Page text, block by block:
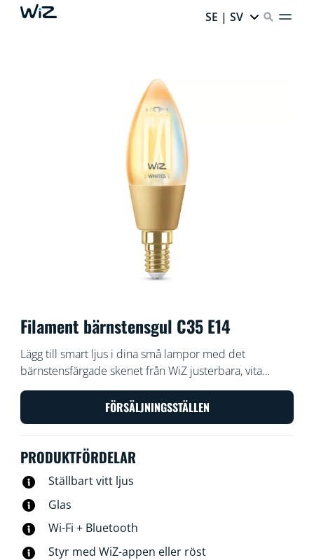
SE | SV
Filament bärnstensgul C35 E14
Lägg till smart ljus i dina små lampor med det
bärnstensfärgade skenet från WiZ justerbara, vita
filamentkronljuslampa i vintagestil med E14-sockel.
Använd med WiZ-appen eller din röst för att dimma
eller öka ljusstyrkan, eller använd förinställda ljuslägen i
FÖRSÄLJNINGSSTÄLLEN
PRODUKTFÖRDELAR
Ställbart vitt ljus
Glas
Wi-Fi + Bluetooth
Styr med WiZ-appen eller röst